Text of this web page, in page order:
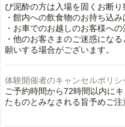
び泥酔の方は入場を固くお断り
・館内への飲食物のお持ち込み
・お車でのお越しのお客様へ
・他のお客さまのご迷惑にな
願いする場合がございます。
体験開催者のキャンセルポリシ
ご予約時間から72時間以内に
たものとみなされる旨予めご注